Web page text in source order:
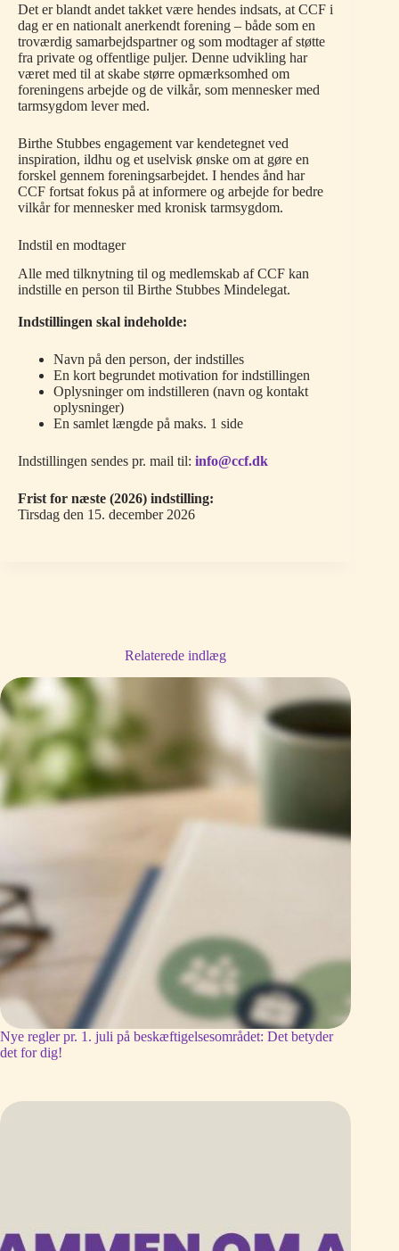
Det er blandt andet takket være hendes indsats, at CCF i
dag er en nationalt anerkendt forening – både som en
troværdig samarbejdspartner og som modtager af støtte
fra private og offentlige puljer. Denne udvikling har
været med til at skabe større opmærksomhed om
foreningens arbejde og de vilkår, som mennesker med
tarmsygdom lever med.
Birthe Stubbes engagement var kendetegnet ved
inspiration, ildhu og et uselvisk ønske om at gøre en
forskel gennem foreningsarbejdet. I hendes ånd har
CCF fortsat fokus på at informere og arbejde for bedre
vilkår for mennesker med kronisk tarmsygdom.
Indstil en modtager
Alle med tilknytning til og medlemskab af CCF kan
indstille en person til Birthe Stubbes Mindelegat.
Indstillingen skal indeholde:
Navn på den person, der indstilles
En kort begrundet motivation for indstillingen
Oplysninger om indstilleren (navn og kontakt
oplysninger)
En samlet længde på maks. 1 side
Indstillingen sendes pr. mail til: info@ccf.dk
Frist for næste (2026) indstilling:
Tirsdag den 15. december 2026
Relaterede indlæg
Nye regler pr. 1. juli på beskæftigelsesområdet: Det betyder
det for dig!